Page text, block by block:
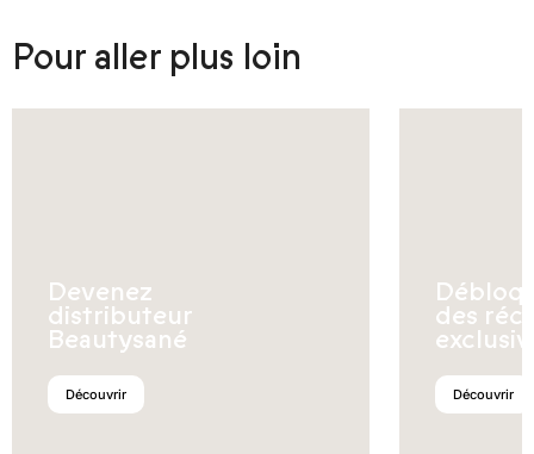
Pour aller plus loin
Devenez
distributeur
Beautysané
Découvrir
des
Découvrir